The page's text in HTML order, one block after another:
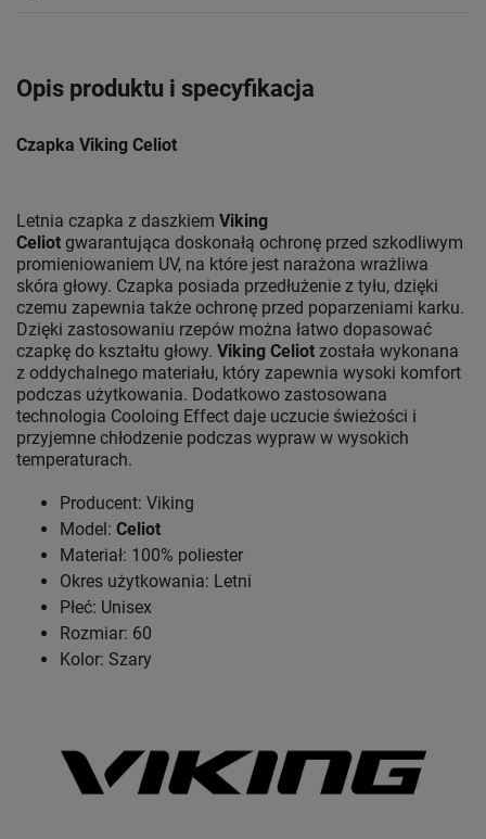
Opis produktu i specyfikacja
Czapka Viking Celiot
Letnia czapka z daszkiem Viking
Celiot gwarantująca doskonałą ochronę przed szkodliwym
promieniowaniem UV, na które jest narażona wrażliwa
skóra głowy. Czapka posiada przedłużenie z tyłu, dzięki
czemu zapewnia także ochronę przed poparzeniami karku.
Dzięki zastosowaniu rzepów można łatwo dopasować
czapkę do kształtu głowy. Viking Celiot została wykonana
z oddychalnego materiału, który zapewnia wysoki komfort
podczas użytkowania. Dodatkowo zastosowana
technologia Cooloing Effect daje uczucie świeżości i
przyjemne chłodzenie podczas wypraw w wysokich
temperaturach.
Producent: Viking
Model: Celiot
Materiał: 100% poliester
Okres użytkowania: Letni
Płeć: Unisex
Rozmiar: 60
Kolor: Szary